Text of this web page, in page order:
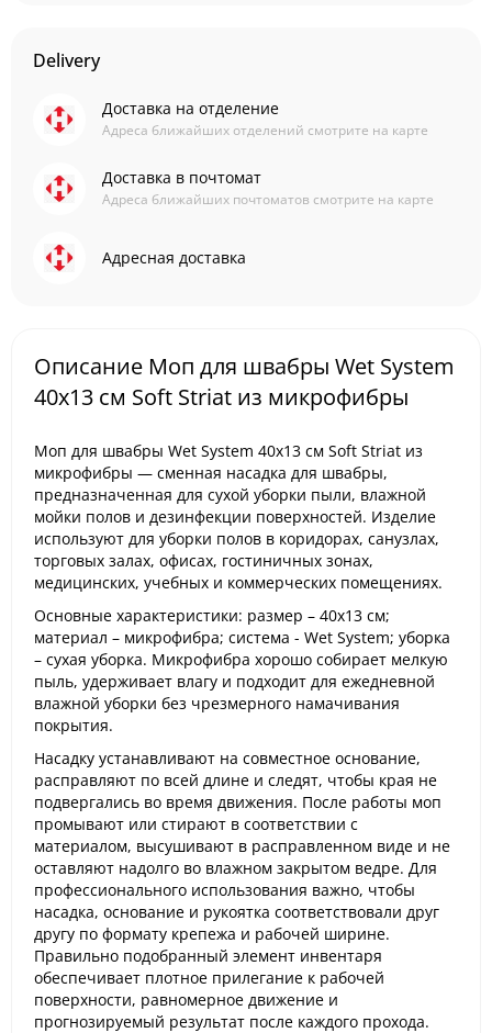
Delivery
Доставка на отделение
Адреса ближайших отделений смотрите на карте
Доставка в почтомат
Адреса ближайших почтоматов смотрите на карте
Адресная доставка
Описание Моп для швабры Wet System
40x13 см Soft Striat из микрофибры
Моп для швабры Wet System 40x13 см Soft Striat из
микрофибры — сменная насадка для швабры,
предназначенная для сухой уборки пыли, влажной
мойки полов и дезинфекции поверхностей. Изделие
используют для уборки полов в коридорах, санузлах,
торговых залах, офисах, гостиничных зонах,
медицинских, учебных и коммерческих помещениях.
Основные характеристики: размер – 40x13 см;
материал – микрофибра; система - Wet System; уборка
– сухая уборка. Микрофибра хорошо собирает мелкую
пыль, удерживает влагу и подходит для ежедневной
влажной уборки без чрезмерного намачивания
покрытия.
Насадку устанавливают на совместное основание,
расправляют по всей длине и следят, чтобы края не
подвергались во время движения. После работы моп
промывают или стирают в соответствии с
материалом, высушивают в расправленном виде и не
оставляют надолго во влажном закрытом ведре. Для
профессионального использования важно, чтобы
насадка, основание и рукоятка соответствовали друг
другу по формату крепежа и рабочей ширине.
Правильно подобранный элемент инвентаря
обеспечивает плотное прилегание к рабочей
поверхности, равномерное движение и
прогнозируемый результат после каждого прохода.